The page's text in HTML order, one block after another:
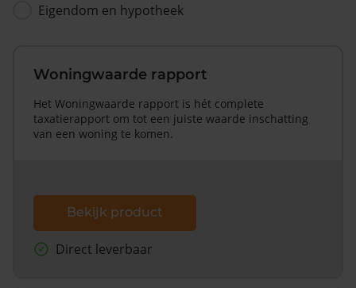
Eigendom en hypotheek
Woningwaarde rapport
Het Woningwaarde rapport is hét complete
taxatierapport om tot een juiste waarde inschatting
van een woning te komen.
Bekijk product
Direct leverbaar